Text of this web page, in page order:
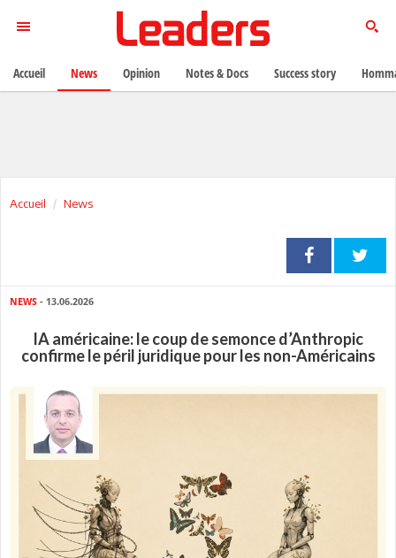
Accueil News
NEWS - 13.06.2026
IA américaine: le coup de semonce d’Anthropic
confirme le péril juridique pour les non-Américains
Accueil News Opinion Notes & Docs Success story